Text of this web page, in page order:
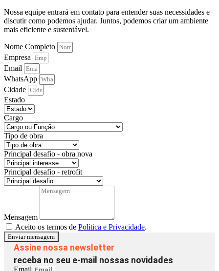
Nossa equipe entrará em contato para entender suas necessidades e
discutir como podemos ajudar. Juntos, podemos criar um ambiente
mais eficiente e sustentável.
Nome Completo
Empresa
Email
WhatsApp
Cidade
Estado
Cargo
Tipo de obra
Principal desafio - obra nova
Principal desafio - retrofit
Mensagem
Aceito os termos de Política e Privacidade.
Enviar mensagem
Assine nossa newsletter
receba no seu e-mail nossas novidades
Email